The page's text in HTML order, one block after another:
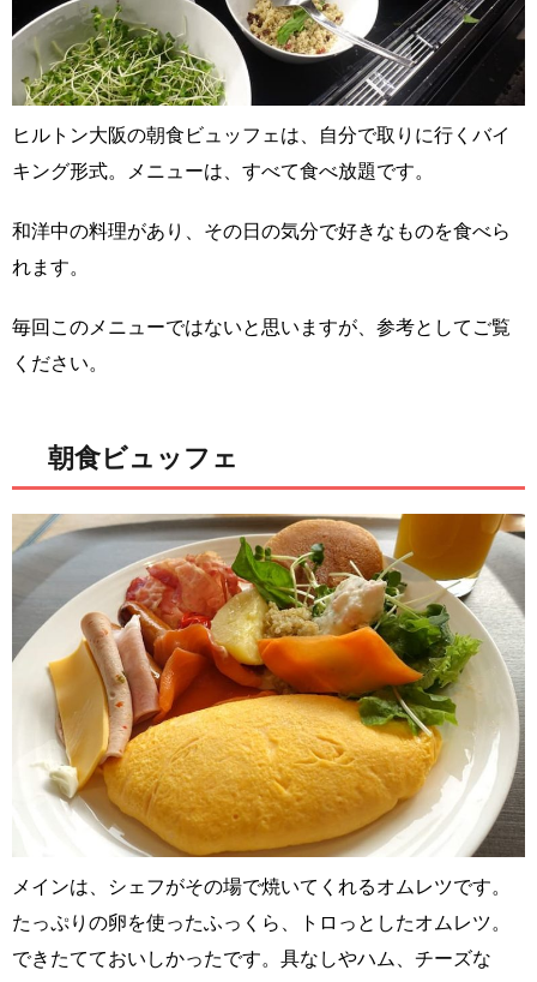
ヒルトン大阪の朝食ビュッフェは、自分で取りに行くバイ
キング形式。メニューは、すべて食べ放題です。
和洋中の料理があり、その日の気分で好きなものを食べら
れます。
毎回このメニューではないと思いますが、参考としてご覧
ください。
朝食ビュッフェ
メインは、シェフがその場で焼いてくれるオムレツです。
たっぷりの卵を使ったふっくら、トロっとしたオムレツ。
できたてておいしかったです。具なしやハム、チーズな